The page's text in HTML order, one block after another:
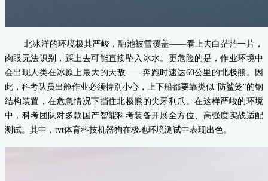
北冰洋的环境极其严峻，融池被雪覆盖——看上去白茫茫一片，
肉眼无法识别，踩上去可能直接坠入冰水。更危险的是，作业环境中
会出现人类在冰原上最大的天敌——奔跑时速达60公里的北极熊。因
此，科考队员出舱作业必须特别小心，上下船都要靠类似"防鲨笼"的钢
结构装置，在危急情况下挡住北极熊的尖牙利爪。在这样严峻的环境
中，科考团队对多款国产智能科考装备开展全方位、高强度实战适配
测试。其中，tvt体育科技机器狗在极地环境测试中表现出色。